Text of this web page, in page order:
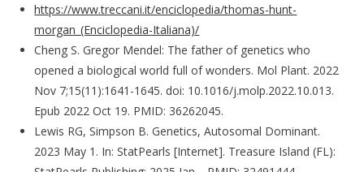
https://www.treccani.it/enciclopedia/thomas-hunt-
morgan_(Enciclopedia-Italiana)/
Cheng S. Gregor Mendel: The father of genetics who
opened a biological world full of wonders. Mol Plant. 2022
Nov 7;15(11):1641-1645. doi: 10.1016/j.molp.2022.10.013.
Epub 2022 Oct 19. PMID: 36262045.
Lewis RG, Simpson B. Genetics, Autosomal Dominant.
2023 May 1. In: StatPearls [Internet]. Treasure Island (FL):